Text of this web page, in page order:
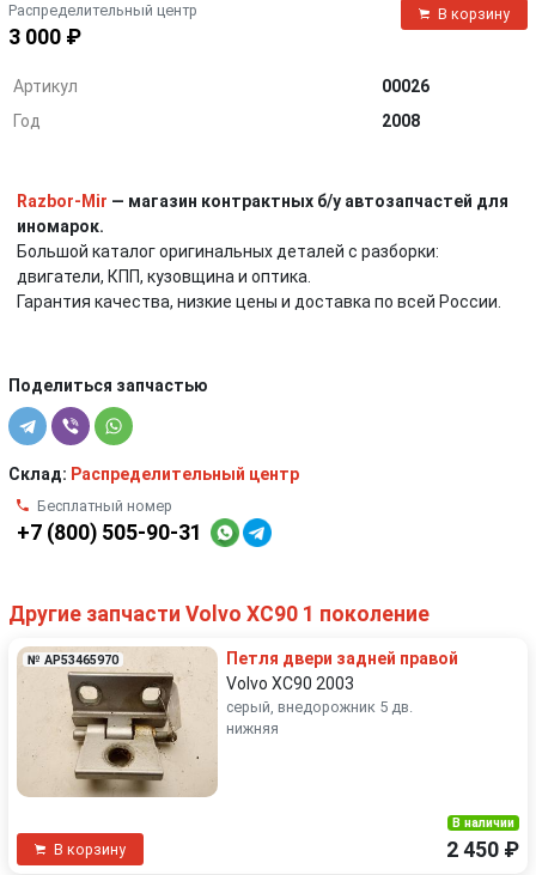
Распределительный центр
3 000 ₽
В корзину
Артикул
00026
Год
2008
Razbor-Mir — магазин контрактных б/у автозапчастей для
иномарок.
Большой каталог оригинальных деталей с разборки:
двигатели, КПП, кузовщина и оптика.
Гарантия качества, низкие цены и доставка по всей России.
Поделиться запчастью
Склад: Распределительный центр
Бесплатный номер
+7 (800) 505-90-31
Другие запчасти Volvo XC90 1 поколение
№ AP53465970
Петля двери задней правой
Volvo XC90 2003
серый, внедорожник 5 дв.
нижняя
В корзину
В наличии
2 450 ₽